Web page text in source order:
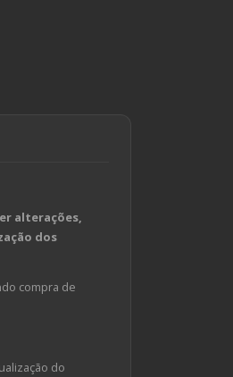
alterações,
dos
compra de
do